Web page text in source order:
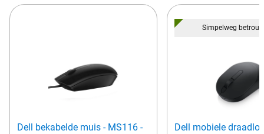
Dell bekabelde muis - MS116 -
Simpelweg
Dell mobiele